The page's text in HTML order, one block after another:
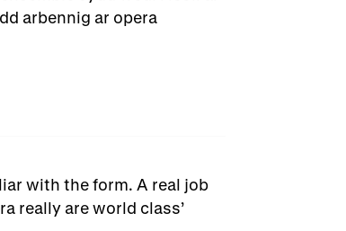
arbennig ar opera
with the form. A real job
really are world class